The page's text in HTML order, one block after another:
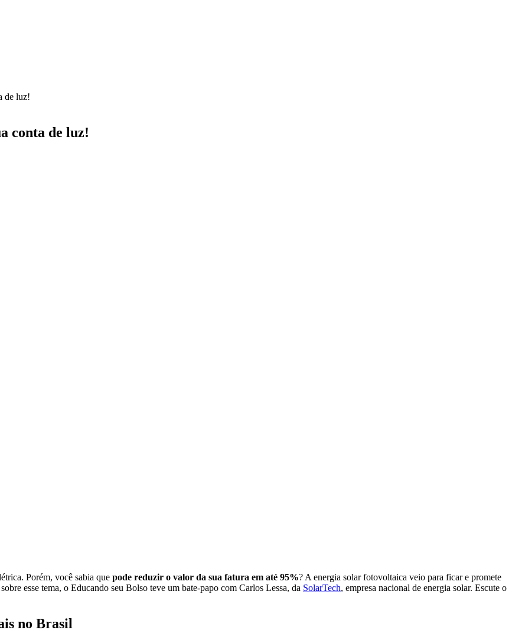
de luz!
conta de luz!
Porém, você sabia que pode reduzir o valor da sua fatura em até 95%? A energia solar fotovoltaica veio para ficar e promete
esse tema, o Educando seu Bolso teve um bate-papo com Carlos Lessa, da SolarTech, empresa nacional de energia solar. Escute o
no Brasil